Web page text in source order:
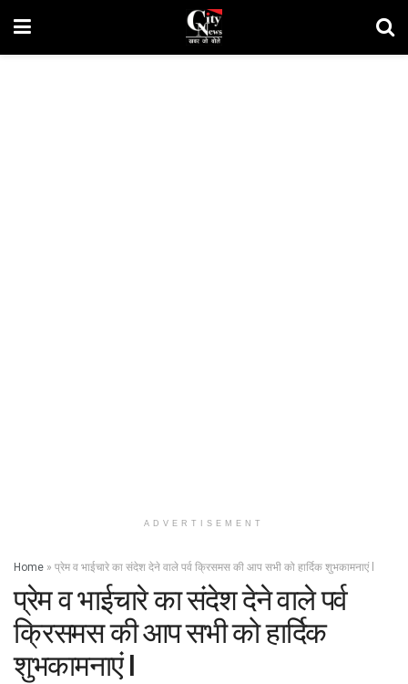
ADVERTISEMENT
Home » प्रेम व भाईचारे का संदेश देने वाले पर्व क्रिसमस की आप सभी को हार्दिक शुभकामनाएं l
प्रेम व भाईचारे का संदेश देने वाले पर्व
क्रिसमस की आप सभी को हार्दिक
शुभकामनाएं l